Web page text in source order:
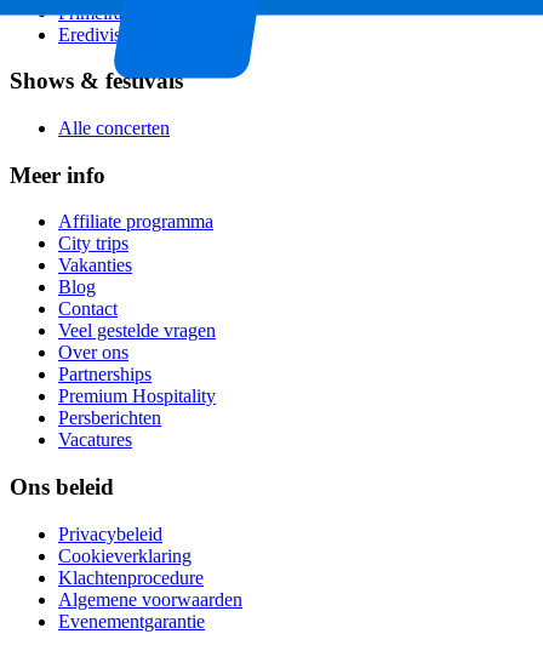
Primeira Liga
Eredivisie
Shows & festivals
Alle concerten
Meer info
Affiliate programma
City trips
Vakanties
Blog
Contact
Veel gestelde vragen
Over ons
Partnerships
Premium Hospitality
Persberichten
Vacatures
Ons beleid
Privacybeleid
Cookieverklaring
Klachtenprocedure
Algemene voorwaarden
Evenementgarantie